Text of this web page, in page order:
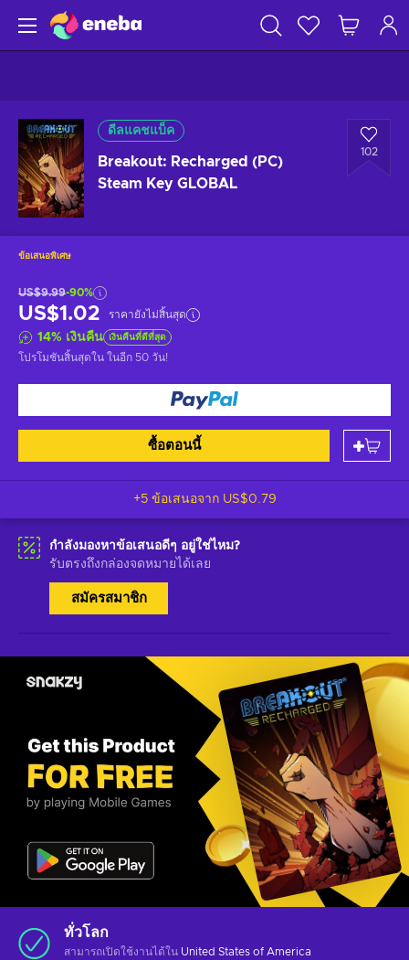
ดีลแคชแบ็ค
Breakout: Recharged (PC)
Steam Key GLOBAL
102
ข้อเสนอพิเศษ
US$9.99-90%
US$1.02 ราคายังไม่สิ้นสุด
14% เงินคืน เงินคืนที่ดีที่สุด
โปรโมชันสิ้นสุดใน ในอีก 50 วัน!
ซื้อตอนนี้
+5 ข้อเสนอจาก US$0.79
กำลังมองหาข้อเสนอดีๆ อยู่ใช่ไหม?
รับตรงถึงกล่องจดหมายได้เลย
สมัครสมาชิก
ทั่วโลก
สามารถเปิดใช้งานได้ใน United States of America